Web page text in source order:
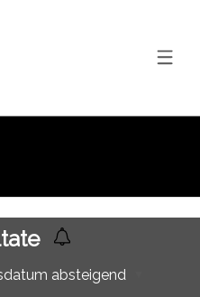
absteigend